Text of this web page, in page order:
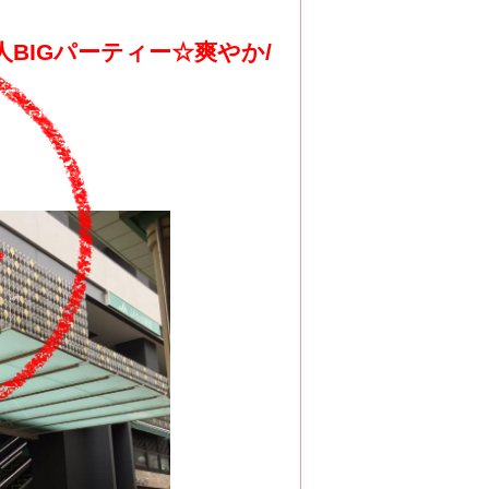
BIGパーティー☆爽やか/